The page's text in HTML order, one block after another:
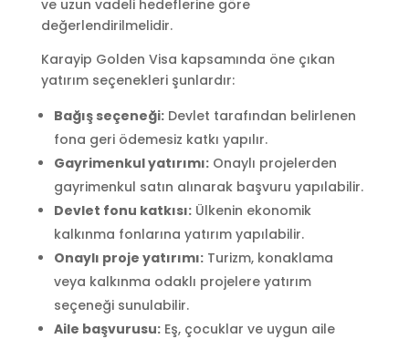
ve uzun vadeli hedeflerine göre
değerlendirilmelidir.
Karayip Golden Visa kapsamında öne çıkan
yatırım seçenekleri şunlardır:
Bağış seçeneği:Devlet tarafından belirlenen
fona geri ödemesiz katkı yapılır.
Gayrimenkul yatırımı:Onaylı projelerden
gayrimenkul satın alınarak başvuru yapılabilir.
Devlet fonu katkısı:Ülkenin ekonomik
kalkınma fonlarına yatırım yapılabilir.
Onaylı proje yatırımı:Turizm, konaklama
veya kalkınma odaklı projelere yatırım
seçeneği sunulabilir.
Aile başvurusu:Eş, çocuklar ve uygun aile